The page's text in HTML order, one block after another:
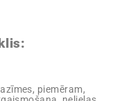
piemēram,